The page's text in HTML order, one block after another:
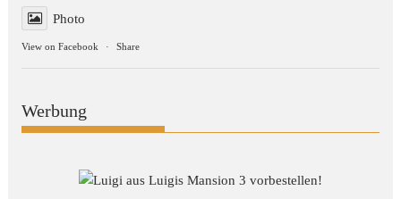
Photo
View on Facebook · Share
Werbung